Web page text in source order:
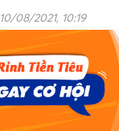
10/08/2021, 10:19